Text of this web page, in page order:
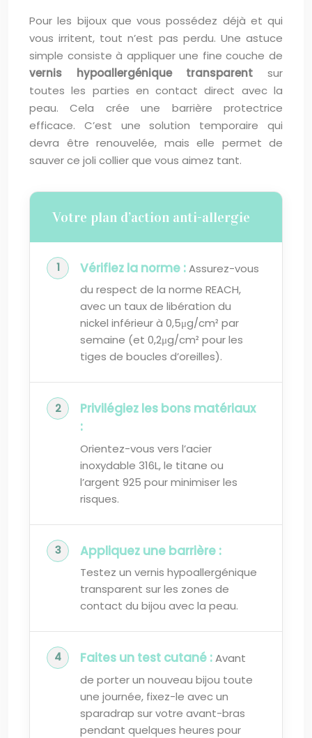
Pour les bijoux que vous possédez déjà et qui
vous irritent, tout n’est pas perdu. Une astuce
simple consiste à appliquer une fine couche de
vernis hypoallergénique transparent sur
toutes les parties en contact direct avec la
peau. Cela crée une barrière protectrice
efficace. C’est une solution temporaire qui
devra être renouvelée, mais elle permet de
sauver ce joli collier que vous aimez tant.
Votre plan d’action anti-allergie
Vérifiez la norme :Assurez-vous
du respect de la norme REACH,
avec un taux de libération du
nickel inférieur à 0,5μg/cm² par
semaine (et 0,2μg/cm² pour les
tiges de boucles d’oreilles).
Privilégiez les bons matériaux
:
Orientez-vous vers l’acier
inoxydable 316L, le titane ou
l’argent 925 pour minimiser les
risques.
Appliquez une barrière :
Testez un vernis hypoallergénique
transparent sur les zones de
contact du bijou avec la peau.
Faites un test cutané :Avant
de porter un nouveau bijou toute
une journée, fixez-le avec un
sparadrap sur votre avant-bras
pendant quelques heures pour